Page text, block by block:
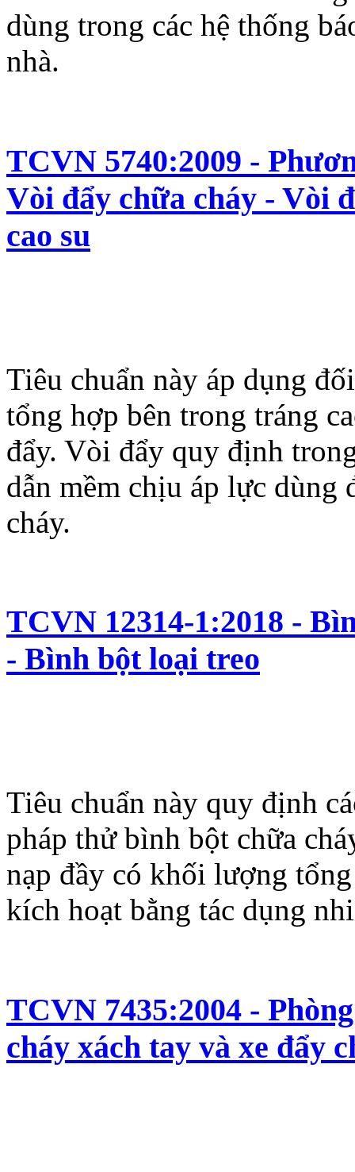
dùng trong các hệ thống
nhà.
TCVN 5740:2009 -
Vòi đẩy chữa cháy - Vòi
cao su
Tiêu chuẩn này áp dụng
tổng hợp bên trong tráng
đẩy. Vòi đẩy quy định
dẫn mềm chịu áp lực dùng
cháy.
TCVN 12314-1:2018 -
- Bình bột loại treo
Tiêu chuẩn này quy định
pháp thử bình bột chữa
nạp đầy có khối lượng
kích hoạt bằng tác dụng
TCVN 7435:2004 -
cháy xách tay và xe đẩy